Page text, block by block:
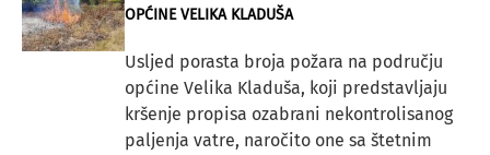
OPĆINE VELIKA KLADUŠA
Usljed porasta broja požara na području
općine Velika Kladuša, koji predstavljaju
kršenje propisa ozabrani nekontrolisanog
paljenja vatre, naročito one sa štetnim